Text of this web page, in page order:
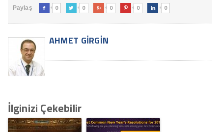
Paylaş  0  0  0  0  0
AHMET GIRGIN
İlginizi Çekebilir